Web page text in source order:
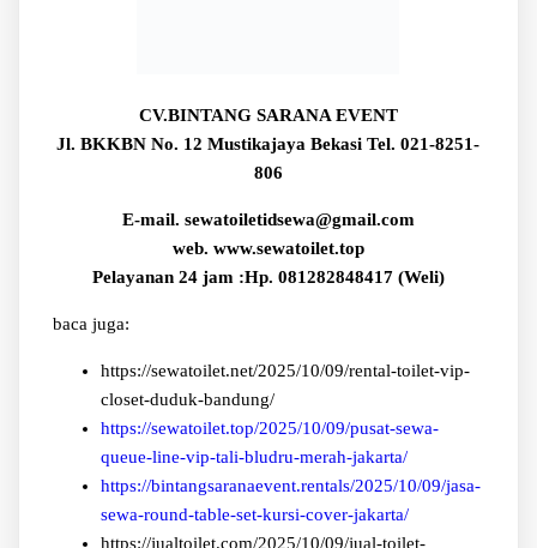
CV.BINTANG SARANA EVENT
Jl. BKKBN No. 12 Mustikajaya Bekasi Tel. 021-8251-
806
E-mail. sewatoiletidsewa@gmail.com
web. www.sewatoilet.top
Pelayanan 24 jam :Hp. 081282848417 (Weli)
baca juga:
https://sewatoilet.net/2025/10/09/rental-toilet-vip-
closet-duduk-bandung/
https://sewatoilet.top/2025/10/09/pusat-sewa-
queue-line-vip-tali-bludru-merah-jakarta/
https://bintangsaranaevent.rentals/2025/10/09/jasa-
sewa-round-table-set-kursi-cover-jakarta/
https://jualtoilet.com/2025/10/09/jual-toilet-